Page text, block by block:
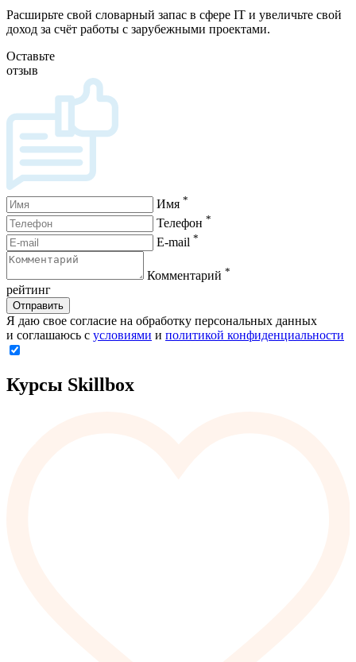
Расширьте свой словарный запас в сфере IT и увеличьте свой
доход за счёт работы с зарубежными проектами.
Оставьте
отзыв
Имя *
Телефон *
E-mail *
Комментарий *
рейтинг
Отправить
Я даю свое согласие на обработку персональных данных
и соглашаюсь с условиями и политикой конфиденциальности
Курсы Skillbox